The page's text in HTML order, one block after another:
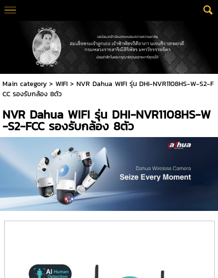
Main category> WIFI> NVR Dahua WIFI รุ่น DHI-NVR1108HS-W-S2-F
CC รองรับกล้อง 8ตัว
NVR Dahua WIFI รุ่น DHI-NVR1108HS-W
-S2-FCC รองรับกล้อง 8ตัว